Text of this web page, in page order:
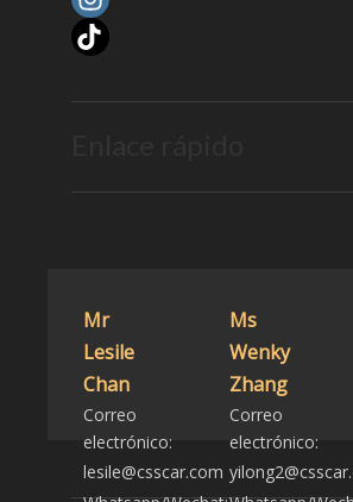
Mr
Lesile
Chan
Correo
electrónico:
lesile@csscar.com
Ms
Wenky
Zhang
Correo
electrónico: